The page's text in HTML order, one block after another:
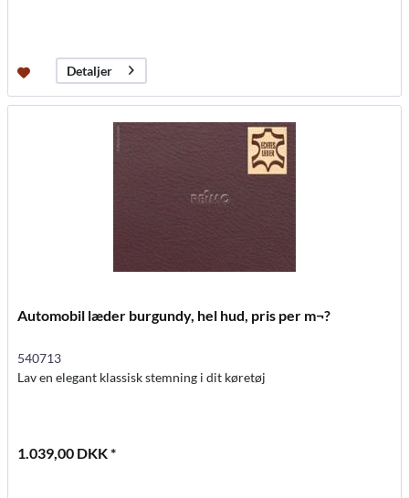
Detaljer
Automobil læder burgundy, hel hud, pris per m¬?
540713
Lav en elegant klassisk stemning i dit køretøj
1.039,00 DKK *